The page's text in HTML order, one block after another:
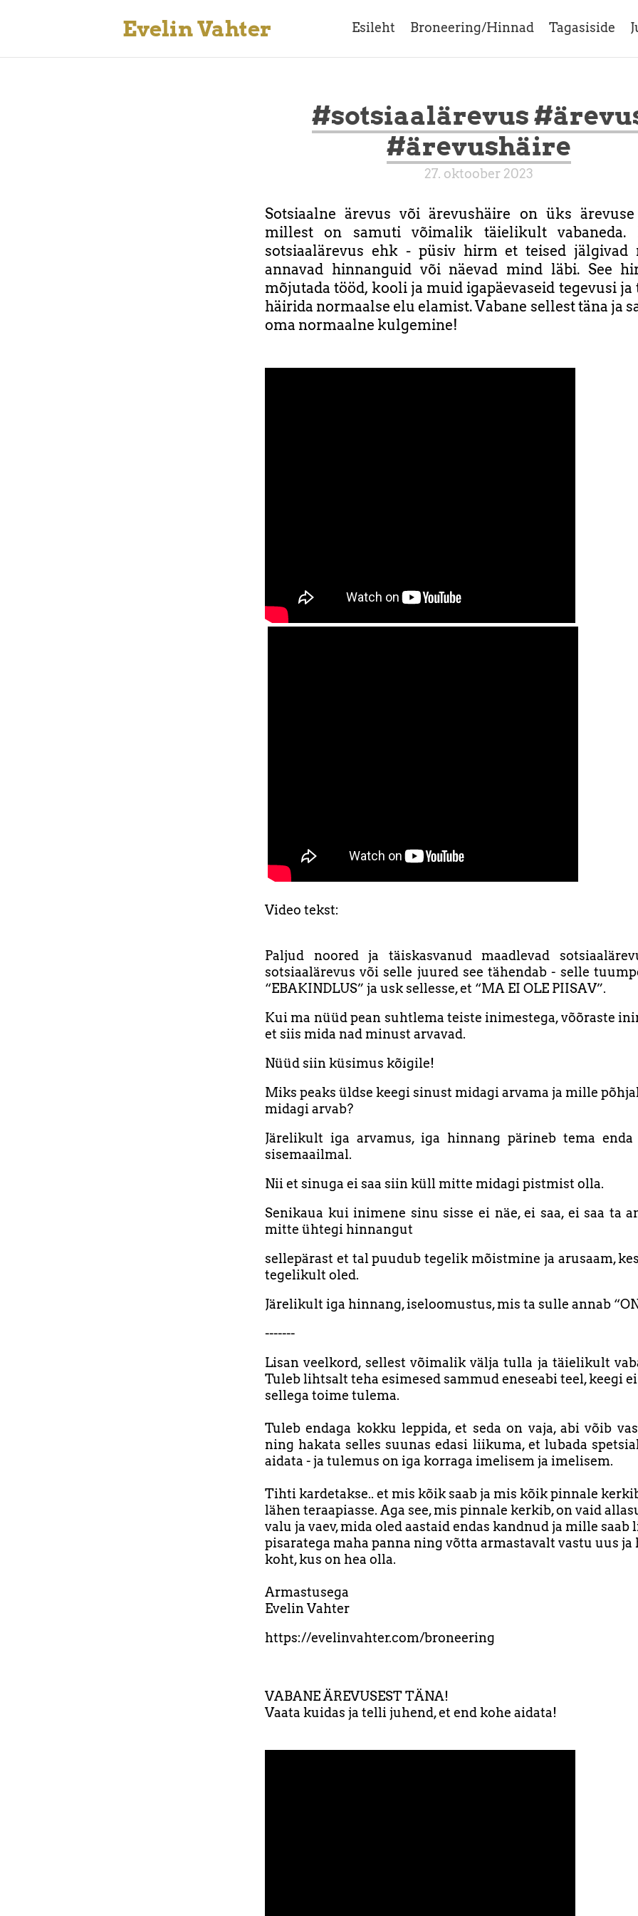
Evelin Vahter Esileht Broneering/Hinnad Tagasiside
#sotsiaalärevus
#ärevushäire
27. oktoober 2023
Sotsiaalne ärevus või ärevushäire on üks
millest on samuti võimalik täielikult vabaneda.
sotsiaalärevus ehk - püsiv hirm et teised jälgivad
annavad hinnanguid või näevad mind läbi. See
mõjutada tööd, kooli ja muid igapäevaseid tegevusi ja
häirida normaalse elu elamist. Vabane sellest täna ja
oma normaalne kulgemine!
Video tekst:
Paljud noored ja täiskasvanud maadlevad
sotsiaalärevus või selle juured see tähendab - selle
“EBAKINDLUS” ja usk sellesse, et “MA EI OLE PIISAV”.
Kui ma nüüd pean suhtlema teiste inimestega, võõraste
et siis mida nad minust arvavad.
Nüüd siin küsimus kõigile!
Miks peaks üldse keegi sinust midagi arvama ja mille
midagi arvab?
Järelikult iga arvamus, iga hinnang pärineb tema
sisemaailmal.
Nii et sinuga ei saa siin küll mitte midagi pistmist olla.
Senikaua kui inimene sinu sisse ei näe, ei saa, ei saa ta
mitte ühtegi hinnangut
sellepärast et tal puudub tegelik mõistmine ja arusaam,
tegelikult oled.
Järelikult iga hinnang, iseloomustus, mis ta sulle annab
-------
Lisan veelkord, sellest võimalik välja tulla ja täielikult
Tuleb lihtsalt teha esimesed sammud eneseabi teel, keegi
sellega toime tulema.
Tuleb endaga kokku leppida, et seda on vaja, abi võib
ning hakata selles suunas edasi liikuma, et lubada
aidata - ja tulemus on iga korraga imelisem ja imelisem.
Tihti kardetakse.. et mis kõik saab ja mis kõik pinnale
lähen teraapiasse. Aga see, mis pinnale kerkib, on vaid
valu ja vaev, mida oled aastaid endas kandnud ja mille saab
pisaratega maha panna ning võtta armastavalt vastu uus ja
koht, kus on hea olla.
Armastusega
Evelin Vahter
https://evelinvahter.com/broneering
VABANE ÄREVUSEST TÄNA!
Vaata kuidas ja telli juhend, et end kohe aidata!